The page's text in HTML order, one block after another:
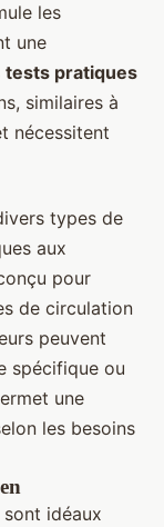
les
une
tests pratiques
similaires à
nécessitent
types de
aux
pour
de circulation
peuvent
spécifique ou
une
les besoins
sont idéaux